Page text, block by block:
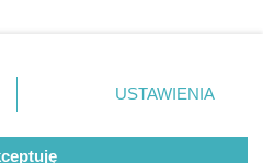
ustawień prywatności
rogu strony
nie wymagają zgody
sprzeciwić się takiemu
USTAWIENIA